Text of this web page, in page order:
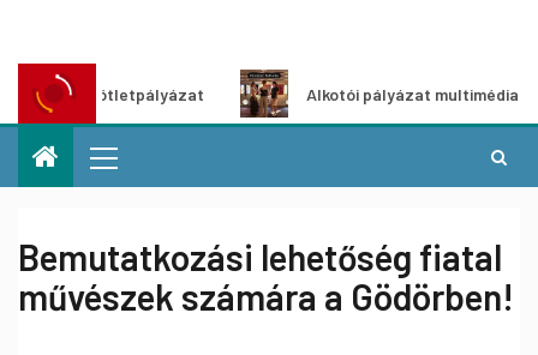
ötletpályázat Alkotói pályázat multimédia-
Bemutatkozási lehetőség fiatal
művészek számára a Gödörben!